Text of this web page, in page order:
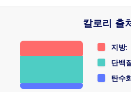
칼로리 출
지방:
단백
탄수